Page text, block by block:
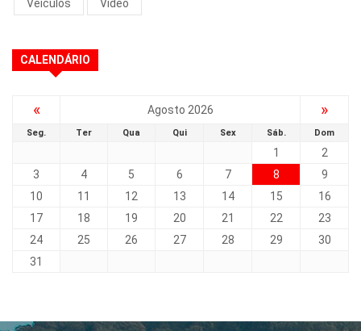
Veículos Video
CALENDÁRIO
« Agosto 2026 »
Seg. Ter Qua Qui Sex Sáb. Dom
1
2
3
4 5 6 7 8
9
10
11 12 13 14 15
16
17
18 19 20 21 22
23
24
25 26 27 28 29
30
31